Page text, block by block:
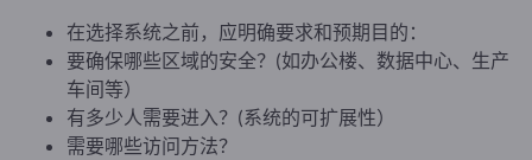
在选择系统之前，应明确要求和预期目的：
要确保哪些区域的安全？(如办公楼、数据中心、生产
车间等）
有多少人需要进入？(系统的可扩展性）
需要哪些访问方法？